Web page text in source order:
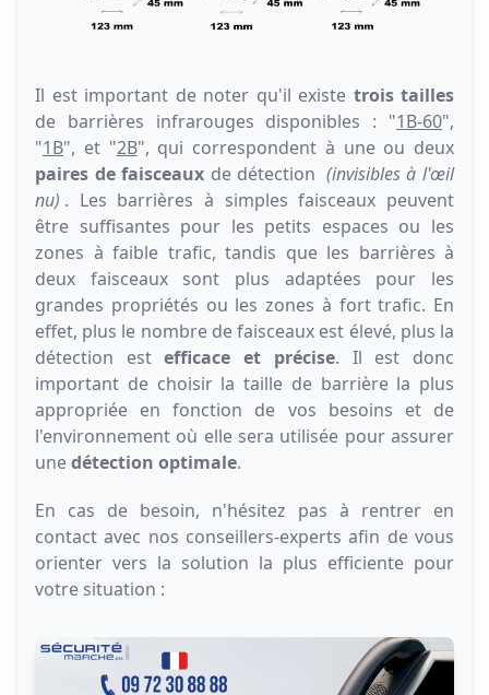
Il est important de noter qu'il existe trois tailles
de barrières infrarouges disponibles : "1B-60",
"1B", et "2B", qui correspondent à une ou deux
paires de faisceaux de détection (invisibles à l'œil
nu) . Les barrières à simples faisceaux peuvent
être suffisantes pour les petits espaces ou les
zones à faible trafic, tandis que les barrières à
deux faisceaux sont plus adaptées pour les
grandes propriétés ou les zones à fort trafic. En
effet, plus le nombre de faisceaux est élevé, plus la
détection estefficace et précise. Il est donc
important de choisir la taille de barrière la plus
appropriée en fonction de vos besoins et de
l'environnement où elle sera utilisée pour assurer
unedétection optimale.
En cas de besoin, n'hésitez pas à rentrer en
contact avec nos conseillers-experts afin de vous
orienter vers la solution la plus efficiente pour
votre situation :